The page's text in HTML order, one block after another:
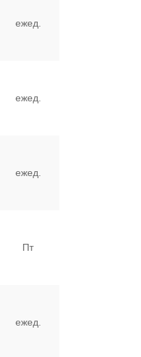
ежед.
ежед.
ежед.
Пт
ежед.